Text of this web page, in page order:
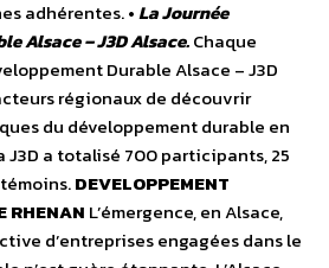
adhérentes. •La Journée
Alsace – J3D Alsace.Chaque
Durable Alsace – J3D
régionaux de découvrir
du développement durable en
J3D a totalisé 700 participants, 25
DEVELOPPEMENT
RHENAN L’émergence, en Alsace,
d’entreprises engagées dans le